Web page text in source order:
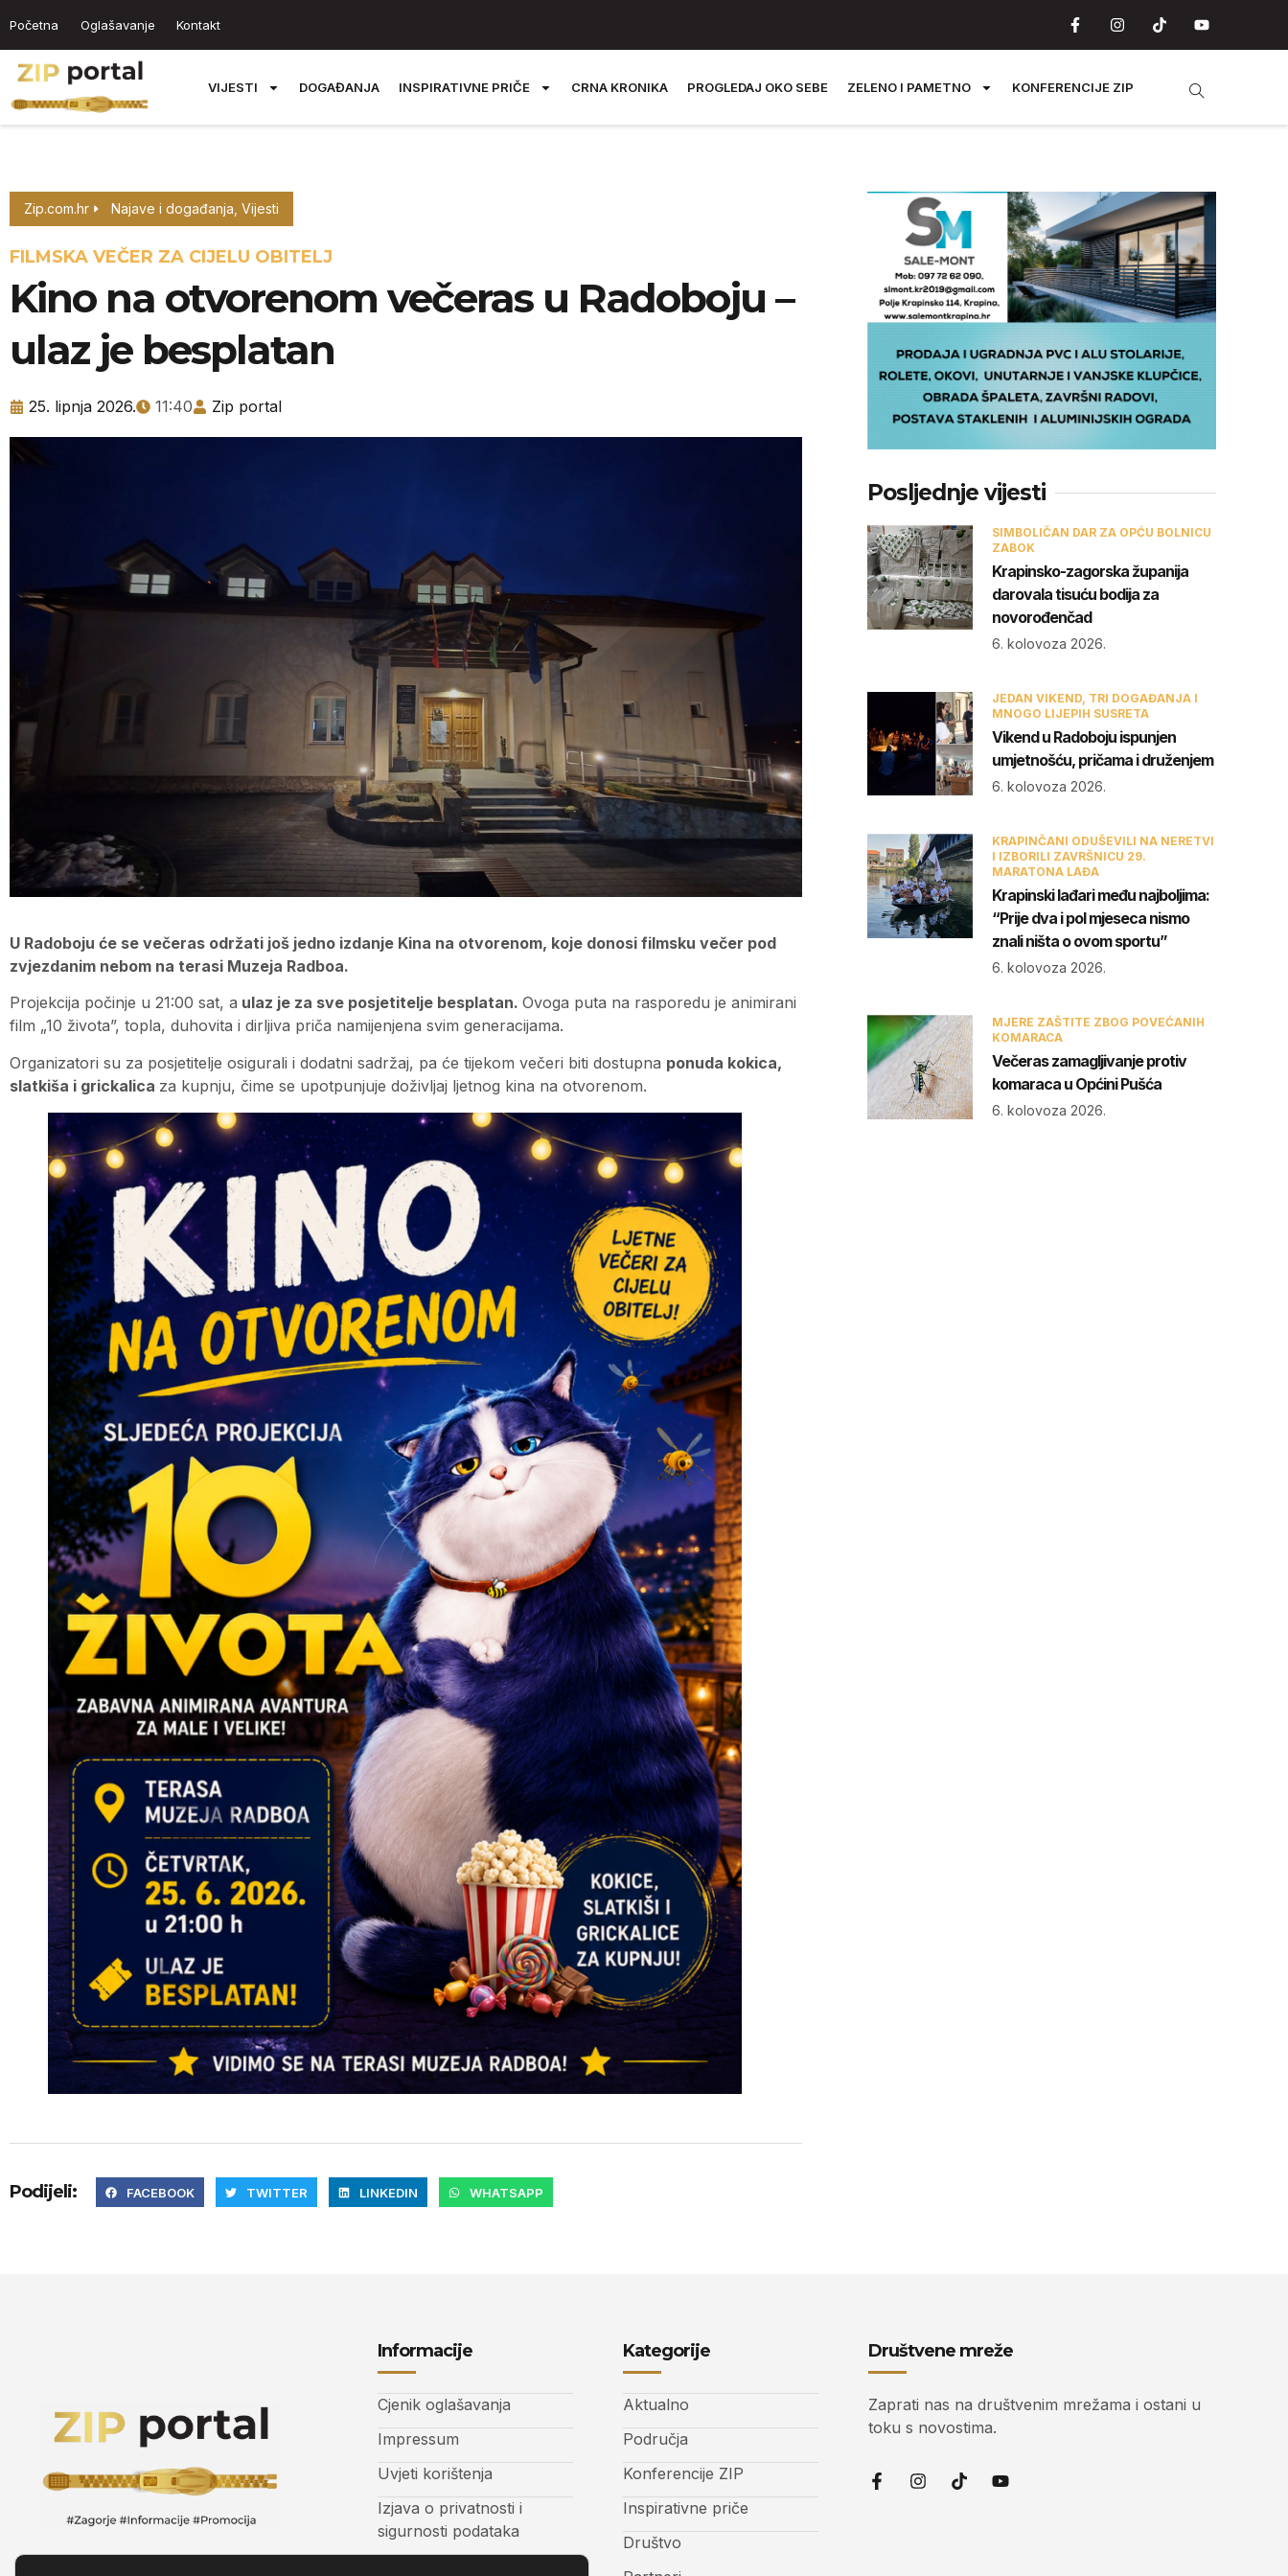
Početna Oglašavanje Kontakt
VIJESTI DOGAĐANJA INSPIRATIVNE PRIČE CRNA KRONIKA PROGLEDAJ OKO SEBE ZELENO I PAMETNO KONFERENCIJE ZIP
Zip.com.hr Najave i događanja Vijesti
FILMSKA VEČER ZA CIJELU OBITELJ
Kino na otvorenom večeras u Radoboju –
ulaz je besplatan
25. lipnja 2026. 11:40 Zip portal
U Radoboju će se večeras održati još jedno izdanje Kina na otvorenom, koje donosi filmsku večer pod
zvjezdanim nebom na terasi Muzeja Radboa.
Projekcija počinje u 21:00 sat, a ulaz je za sve posjetitelje besplatan. Ovoga puta na rasporedu je animirani
film „10 života”, topla, duhovita i dirljiva priča namijenjena svim generacijama.
Organizatori su za posjetitelje osigurali i dodatni sadržaj, pa će tijekom večeri biti dostupna ponuda kokica,
slatkiša i grickalica za kupnju, čime se upotpunjuje doživljaj ljetnog kina na otvorenom.
Podijeli: FACEBOOK TWITTER LINKEDIN WHATSAPP
Posljednje vijesti
SIMBOLIČAN DAR ZA OPĆU BOLNICU
ZABOK
Krapinsko-zagorska županija
darovala tisuću bodija za
novorođenčad
6. kolovoza 2026.
JEDAN VIKEND, TRI DOGAĐANJA I
MNOGO LIJEPIH SUSRETA
Vikend u Radoboju ispunjen
umjetnošću, pričama i druženjem
6. kolovoza 2026.
KRAPINČANI ODUŠEVILI NA NERETVI
I IZBORILI ZAVRŠNICU 29.
MARATONA LAĐA
Krapinski lađari među najboljima:
“Prije dva i pol mjeseca nismo
znali ništa o ovom sportu”
6. kolovoza 2026.
MJERE ZAŠTITE ZBOG POVEĆANIH
KOMARACA
Večeras zamagljivanje protiv
komaraca u Općini Pušća
6. kolovoza 2026.
Informacije
Cjenik oglašavanja
Impressum
Uvjeti korištenja
Izjava o privatnosti i
sigurnosti podataka
Kategorije
Aktualno
Područja
Konferencije ZIP
Inspirativne priče
Društvo
Društvene mreže
Zaprati nas na društvenim mrežama i ostani u
toku s novostima.